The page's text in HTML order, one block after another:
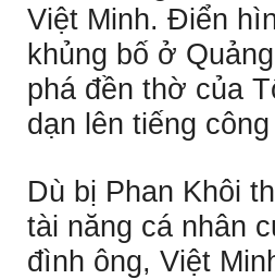
Việt Minh. Ðiển
khủng bố ở
phá đền thờ của
dạn lên tiếng
Dù bị Phan Khôi
tài năng cá nhân
đình ông, Việt